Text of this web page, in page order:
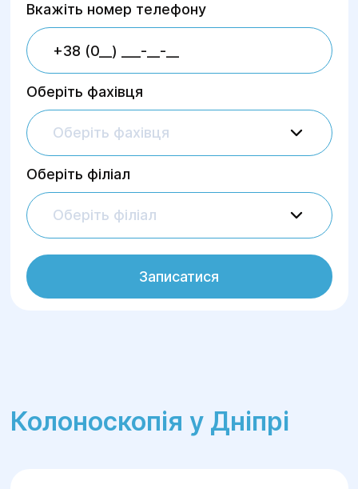
Вкажіть номер телефону
Оберіть фахівця
Оберіть фахівця
Оберіть філіал
Оберіть філіал
Записатися
Колоноскопія у Дніпрі